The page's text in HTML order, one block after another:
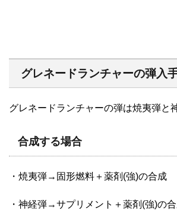
グレネードランチャーの弾入
グレネードランチャーの弾は焼夷弾と
合成する場合
・焼夷弾→固形燃料＋薬剤(強)の合成
・神経弾→サプリメント＋薬剤(強)の